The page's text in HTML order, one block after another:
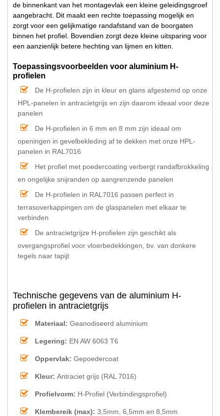
de binnenkant van het montagevlak een kleine geleidingsgroef
aangebracht. Dit maakt een rechte toepassing mogelijk en
zorgt voor een gelijkmatige randafstand van de boorgaten
binnen het profiel. Bovendien zorgt deze kleine uitsparing voor
een aanzienlijk betere hechting van lijmen en kitten.
Toepassingsvoorbeelden voor aluminium H-
profielen
De H-profielen zijn in kleur en glans afgestemd op onze
HPL-panelen in antracietgrijs en zijn daarom ideaal voor deze
panelen
De H-profielen in 6 mm en 8 mm zijn ideaal om
openingen in gevelbekleding af te dekken met onze HPL-
panelen in RAL7016
Het profiel met poedercoating verbergt randafbrokkeling
en ongelijke snijranden op aangrenzende panelen
De H-profielen in RAL7016 passen perfect in
terrasoverkappingen om de glaspanelen met elkaar te
verbinden
De antracietgrijze H-profielen zijn geschikt als
overgangsprofiel voor vloerbedekkingen, bv. van donkere
tegels naar tapijt
Technische gegevens van de aluminium H-
profielen in antracietgrijs
Materiaal: Geanodiseerd aluminium
Legering: EN AW 6063 T6
Oppervlak: Gepoedercoat
Kleur: Antraciet grijs (RAL 7016)
Profielvorm: H-Profiel (Verbindingsprofiel)
Klembereik (max): 3,5mm, 6,5mm en 8,5mm